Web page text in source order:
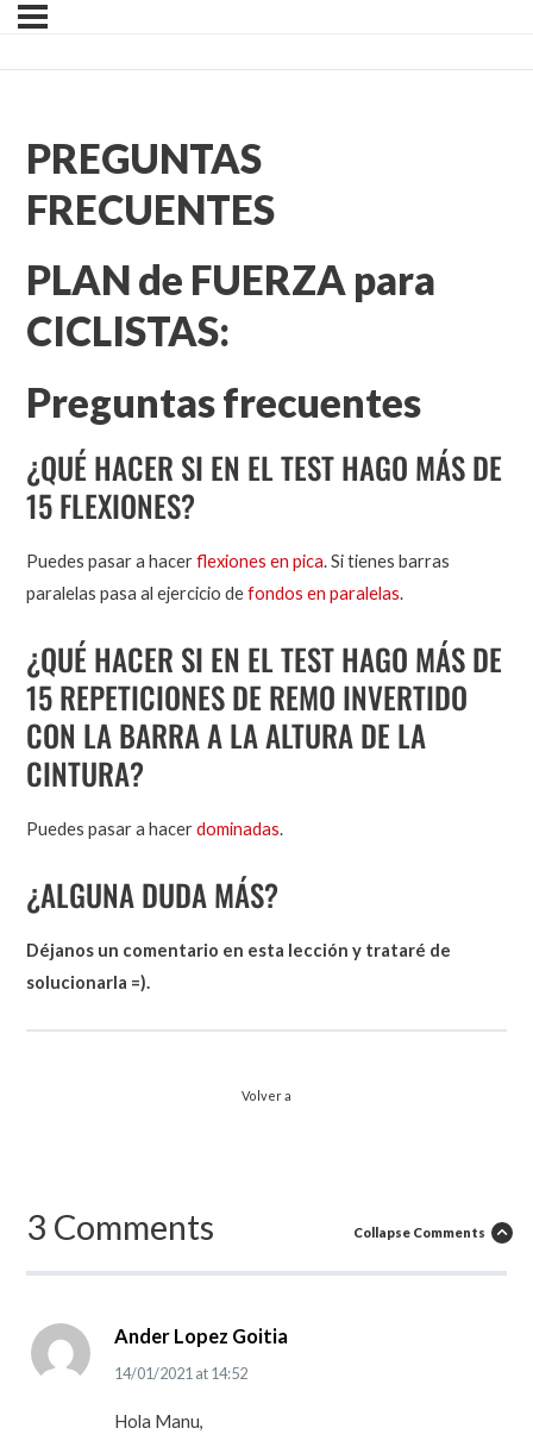
PREGUNTAS
FRECUENTES
PLAN de FUERZA para
CICLISTAS:
Preguntas frecuentes
¿QUÉ HACER SI EN EL TEST HAGO MÁS DE
15 FLEXIONES?
Puedes pasar a hacerflexiones en pica. Si tienes barras
paralelas pasa al ejercicio defondos en paralelas.
¿QUÉ HACER SI EN EL TEST HAGO MÁS DE
15 REPETICIONES DE REMO INVERTIDO
CON LA BARRA A LA ALTURA DE LA
CINTURA?
Puedes pasar a hacerdominadas.
¿ALGUNA DUDA MÁS?
Déjanos un comentario en esta lección y trataré de
solucionarla =).
Volver a
3 Comments Collapse Comments
Ander Lopez Goitia
14/01/2021 at14:52
Hola Manu,